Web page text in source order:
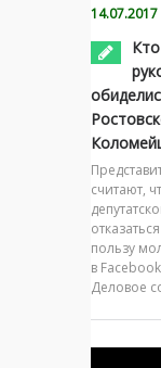
14.07.2017
считают,
пользу
в
Деловое